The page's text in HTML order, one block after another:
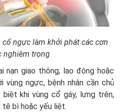
ngực làm khởi phát các cơn
nghiêm trọng
nạn giao thông, lao động hoặc
ngực, bệnh nhân cần chủ
khi vùng cổ gáy, lưng trên,
tê bì hoặc yếu liệt.